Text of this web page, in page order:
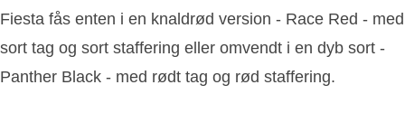
Fiesta fås enten i en knaldrød version - Race Red - med
sort tag og sort staffering eller omvendt i en dyb sort -
Panther Black - med rødt tag og rød staffering.